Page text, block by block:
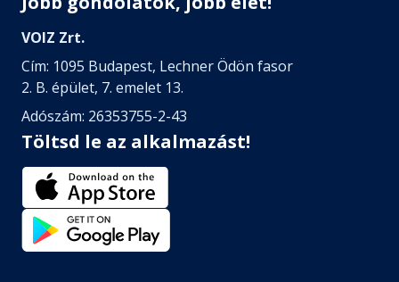
VOIZ Zrt.
Cím: 1095 Budapest, Lechner Ödön fasor
2. B. épület, 7. emelet 13.
Adószám: 26353755-2-43
Töltsd le az alkalmazást!